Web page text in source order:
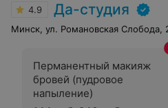
4.9 Да-студия
Минск, ул. Романовская Слобода,
Перманентный макияж
бровей (пудровое
напыление)